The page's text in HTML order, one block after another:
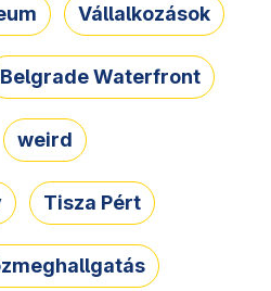
Vállalkozások
Belgrade Waterfront
weird
Tisza Pért